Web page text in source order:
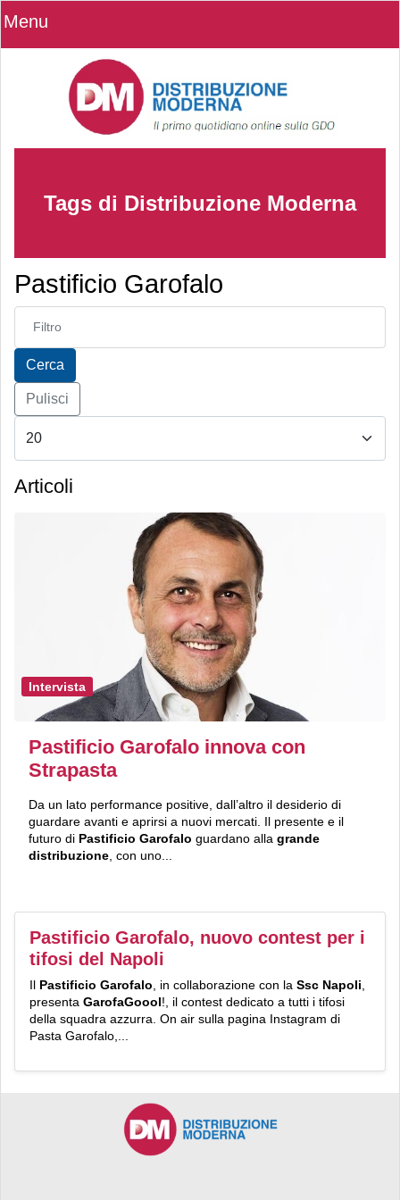
Menu
Tags di Distribuzione Moderna
Pastificio Garofalo
Inserisci parte del titolo
Cerca
Pulisci
Articoli
Intervista
Pastificio Garofalo innova con
Strapasta
Da un lato performance positive, dall’altro il desiderio di
guardare avanti e aprirsi a nuovi mercati. Il presente e il
futuro di Pastificio Garofalo guardano alla grande
distribuzione , con uno...
Pastificio Garofalo, nuovo contest per i
tifosi del Napoli
Il Pastificio Garofalo , in collaborazione con la Ssc Napoli
presenta GarofaGoool!, il contest dedicato a tutti i tifosi
della squadra azzurra. On air sulla pagina Instagram di
Pasta Garofalo,...